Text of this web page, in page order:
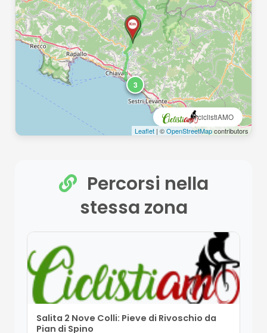
ciclistiAMO
1
3
Leaflet| ©OpenStreetMapcontributors
Percorsi nella
stessa zona
Salita 2 Nove Colli: Pieve di Rivoschio da
Pian di Spino